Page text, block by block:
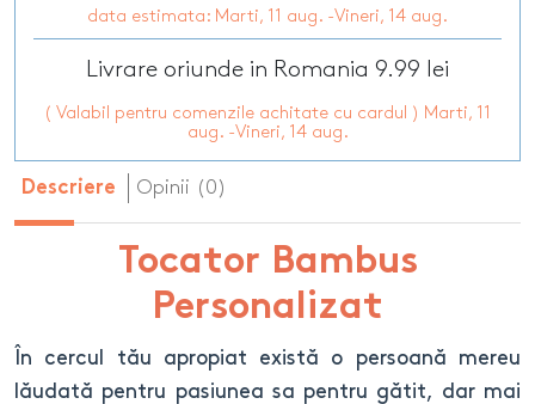
data estimata: Marti, 11 aug. -Vineri, 14 aug.
Livrare oriunde in Romania 9.99 lei
( Valabil pentru comenzile achitate cu cardul ) Marti, 11
aug. -Vineri, 14 aug.
Descriere Opinii (0)
Tocator Bambus
Personalizat
În cercul tău apropiat există o persoană mereu
lăudată pentru pasiunea sa pentru gătit, dar mai